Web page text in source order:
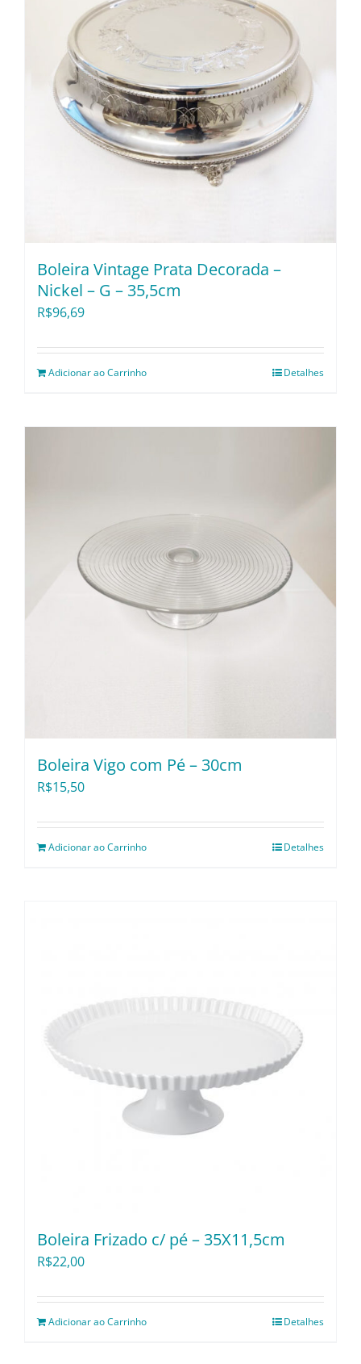
Boleira Vintage Prata Decorada –
Nickel – G – 35,5cm
R$96,69
Adicionar ao Carrinho Detalhes
Boleira Vigo com Pé – 30cm
R$15,50
Adicionar ao Carrinho Detalhes
Boleira Frizado c/ pé – 35X11,5cm
R$22,00
Adicionar ao Carrinho Detalhes